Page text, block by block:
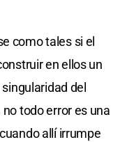
como tales si el
en ellos un
del
todo error es una
allí irrumpe